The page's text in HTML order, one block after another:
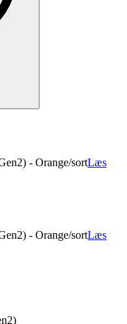
- Orange/sortLæs
- Orange/sortLæs